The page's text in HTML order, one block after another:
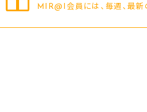
MIR@I会員には、毎週、最